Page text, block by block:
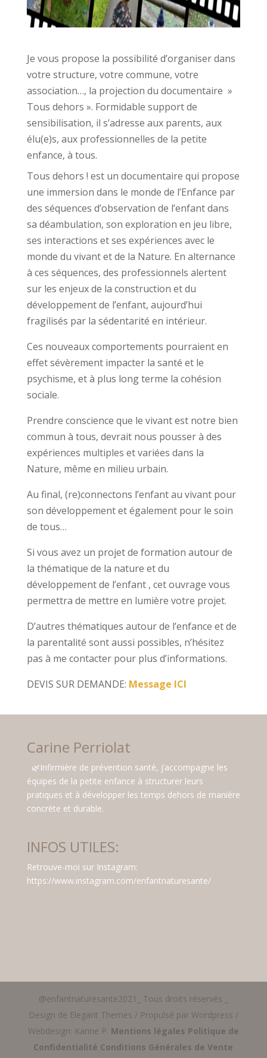
Je vous propose la possibilité d’organiser dans
votre structure, votre commune, votre
association…, la projection du documentaire »
Tous dehors ». Formidable support de
sensibilisation, il s’adresse aux parents, aux
élu(e)s, aux professionnelles de la petite
enfance, à tous.
Tous dehors ! est un documentaire qui propose
une immersion dans le monde de l’Enfance par
des séquences d’observation de l’enfant dans
sa déambulation, son exploration en jeu libre,
ses interactions et ses expériences avec le
monde du vivant et de la Nature. En alternance
à ces séquences, des professionnels alertent
sur les enjeux de la construction et du
développement de l’enfant, aujourd’hui
fragilisés par la sédentarité en intérieur.
Ces nouveaux comportements pourraient en
effet sévèrement impacter la santé et le
psychisme, et à plus long terme la cohésion
sociale.
Prendre conscience que le vivant est notre bien
commun à tous, devrait nous pousser à des
expériences multiples et variées dans la
Nature, même en milieu urbain.
Au final, (re)connectons l’enfant au vivant pour
son développement et également pour le soin
de tous…
Si vous avez un projet de formation autour de
la thématique de la nature et du
développement de l’enfant , cet ouvrage vous
permettra de mettre en lumière votre projet.
D’autres thématiques autour de l’enfance et de
la parentalité sont aussi possibles, n’hésitez
pas à me contacter pour plus d’informations.
DEVIS SUR DEMANDE: Message ICI
Carine Perriolat
🌿Infirmière de prévention santé, j’accompagne les
équipes de la petite enfance à structurer leurs
pratiques et à développer les temps dehors de manière
concrète et durable.
INFOS UTILES:
Retrouve-moi sur Instagram:
https://www.instagram.com/enfantnaturesante/
@enfantnaturesante2021_ Tous droits réservés _
Design de Elegant Themes / Propulsé par Wordpress /
Webdesign: Karine P. Mentions légales Politique de
Confidentialité Conditions Générales de Vente